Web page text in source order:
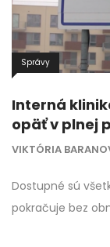
Správy
Interná
opäť v plnej
VIKTÓRIA
Dostupné sú
pokračuje bez